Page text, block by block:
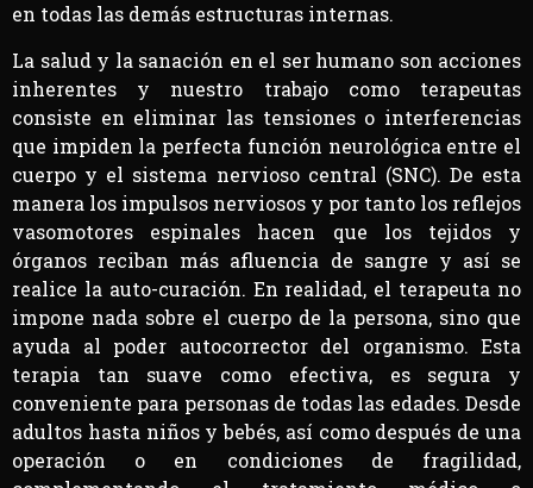
en todas las demás estructuras internas.
La salud y la sanación en el ser humano son acciones
inherentes y nuestro trabajo como terapeutas
consiste en eliminar las tensiones o interferencias
que impiden la perfecta función neurológica entre el
cuerpo y el sistema nervioso central (SNC). De esta
manera los impulsos nerviosos y por tanto los reflejos
vasomotores espinales hacen que los tejidos y
órganos reciban más afluencia de sangre y así se
realice la auto-curación. En realidad, el terapeuta no
impone nada sobre el cuerpo de la persona, sino que
ayuda al poder autocorrector del organismo. Esta
terapia tan suave como efectiva, es segura y
conveniente para personas de todas las edades. Desde
adultos hasta niños y bebés, así como después de una
operación o en condiciones de fragilidad,